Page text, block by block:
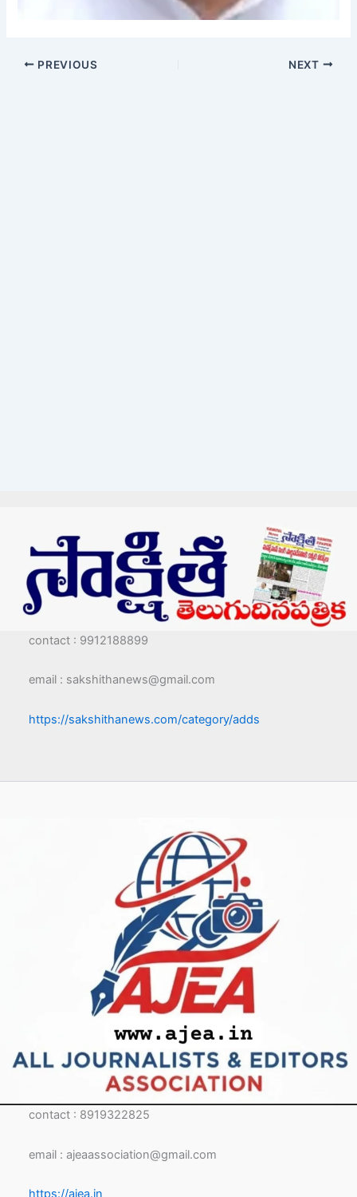
PREVIOUS NEXT
contact : 9912188899
email : sakshithanews@gmail.com
https://sakshithanews.com/category/adds
contact : 8919322825
email : ajeaassociation@gmail.com
https://ajea.in